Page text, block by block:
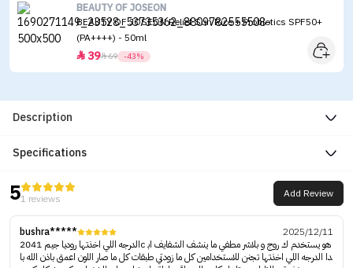
BEAUTY OF JOSEON
BEAUTY OF JOSEON Relief Sun Rice + Probiotics SPF50+
(PA++++) - 50ml
 3969 -43%
Description
Specifications
51 reviews Add Review
bushra*****
2025/12/11
الدرجه اللي اخذتها روديا جيم 2041c هو يستخدم ك روج و بلاشر مطفي ما ينشف الشفايف اب
دا الدرجه اللي اخذتها تجنن للاستخدامين كل ما زودتي طبقات كل ما صار اللون اعمق باذن الله با